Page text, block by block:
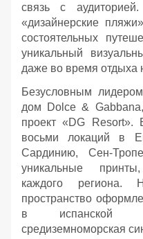
связь с
«дизайнерские
состоятельных
уникальный
даже во время отдыха
Безусловным
дом Dolce &
проект «DG Resort».
восьми локаций в
Сардинию, Сен-
уникальные
каждого региона.
пространство
в испанской
средиземноморская